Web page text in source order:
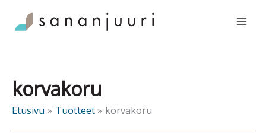
sisältöön
korvakoru
Etusivu Tuotteet korvakoru